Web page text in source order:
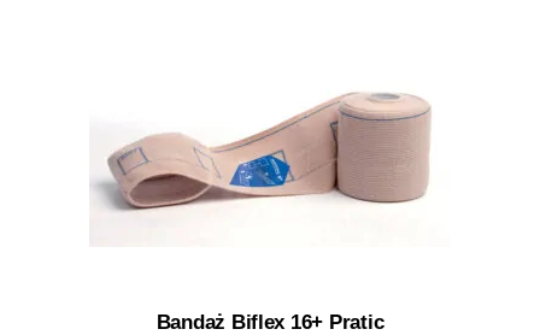
do
Bandaż Biflex 16+ Pratic